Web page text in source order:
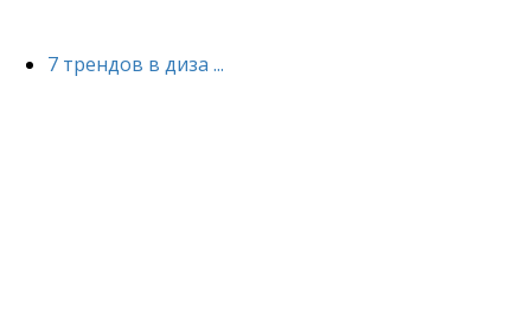
7 трендов в диза ...